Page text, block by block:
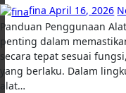
finaApril 16, 2026
Panduan Penggunaan Alat MBG Terarah menjadi komponen
penting dalam
secara tepat sesuai
yang berlaku. Dalam
alat…